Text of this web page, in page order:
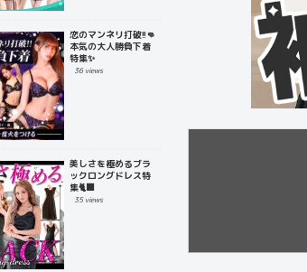
恋のマンネリ打破!!👊
本気の大人勝負下着
特集✨
36 views
美しさを極めるブラ
ックロングドレス特
集🐈‍⬛
35 views